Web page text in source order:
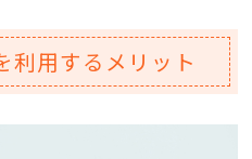
利用するメリット